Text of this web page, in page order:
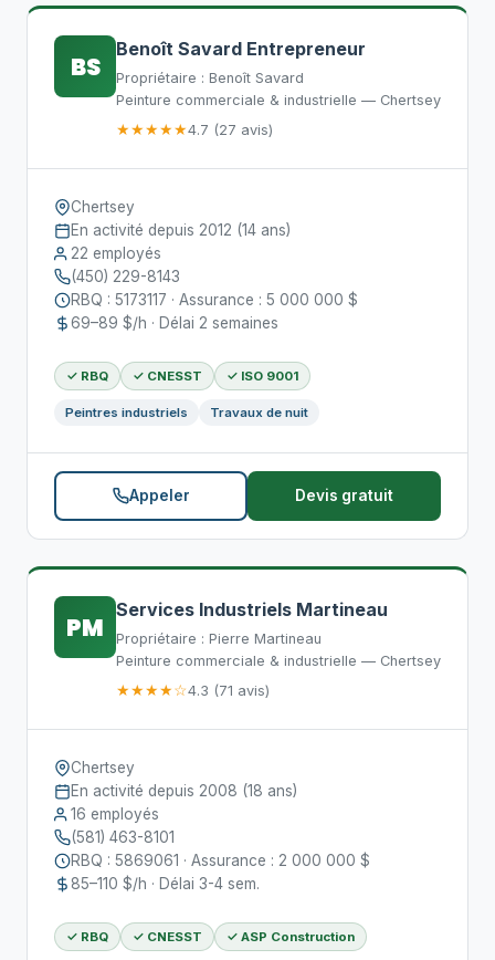
BS
Benoît Savard Entrepreneur
Propriétaire : Benoît Savard
Peinture commerciale & industrielle — Chertsey
★★★★★4.7 (27 avis)
Chertsey
En activité depuis 2012 (14 ans)
22 employés
(450) 229-8143
RBQ : 5173117 · Assurance : 5 000 000 $
69–89 $/h · Délai 2 semaines
✓ RBQ ✓ CNESST ✓ ISO 9001
Peintres industriels Travaux de nuit
Appeler Devis gratuit
PM
Services Industriels Martineau
Propriétaire : Pierre Martineau
Peinture commerciale & industrielle — Chertsey
★★★★☆4.3 (71 avis)
Chertsey
En activité depuis 2008 (18 ans)
16 employés
(581) 463-8101
RBQ : 5869061 · Assurance : 2 000 000 $
85–110 $/h · Délai 3-4 sem.
✓ RBQ ✓ CNESST ✓ ASP Construction